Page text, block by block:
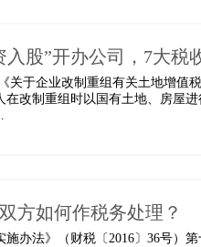
入股”开办公司，7大税
关于企业改制重组有关土地增值
在改制重组时以国有土地、房屋
方如何作税务处理？
施办法》（财税〔2016〕36号